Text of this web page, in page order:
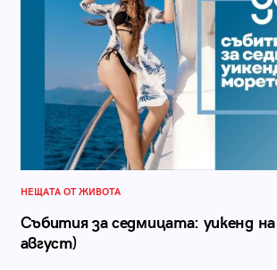
НЕЩАТА ОТ ЖИВОТА
Събития за седмицата: уикенд
август)